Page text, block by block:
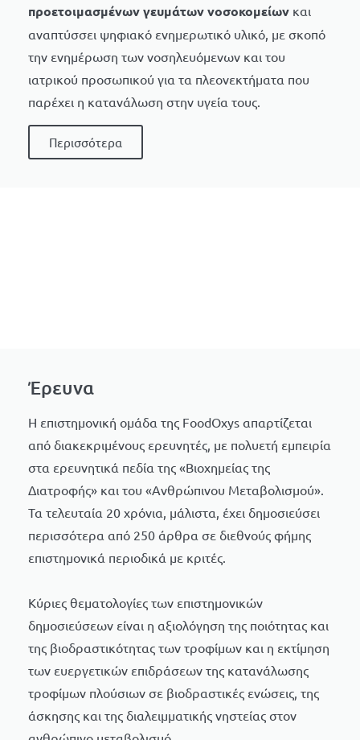
προετοιμασμένων γευμάτων νοσοκομείων και
αναπτύσσει ψηφιακό ενημερωτικό υλικό, με σκοπό
την ενημέρωση των νοσηλευόμενων και του
ιατρικού προσωπικού για τα πλεονεκτήματα που
παρέχει η κατανάλωση στην υγεία τους.
Περισσότερα
Έρευνα
Η επιστημονική ομάδα της FoodOxys απαρτίζεται
από διακεκριμένους ερευνητές, με πολυετή εμπειρία
στα ερευνητικά πεδία της «Βιοχημείας της
Διατροφής» και του «Ανθρώπινου Μεταβολισμού».
Τα τελευταία 20 χρόνια, μάλιστα, έχει δημοσιεύσει
περισσότερα από 250 άρθρα σε διεθνούς φήμης
επιστημονικά περιοδικά με κριτές.
Κύριες θεματολογίες των επιστημονικών
δημοσιεύσεων είναι η αξιολόγηση της ποιότητας και
της βιοδραστικότητας των τροφίμων και η εκτίμηση
των ευεργετικών επιδράσεων της κατανάλωσης
τροφίμων πλούσιων σε βιοδραστικές ενώσεις, της
άσκησης και της διαλειμματικής νηστείας στον